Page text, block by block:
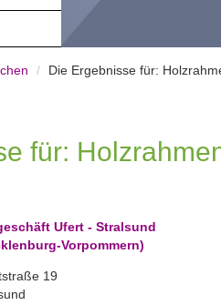
Die Ergebnisse für:
für:
Ufert - Stralsund
Vorpommern)
19